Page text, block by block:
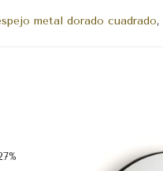
metal dorado cuadrado,
%